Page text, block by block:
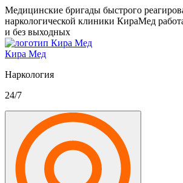
Медицинские бригады быстрого
наркологической клиники КираМед
и без выходных
Кира Мед
Наркология
24/7